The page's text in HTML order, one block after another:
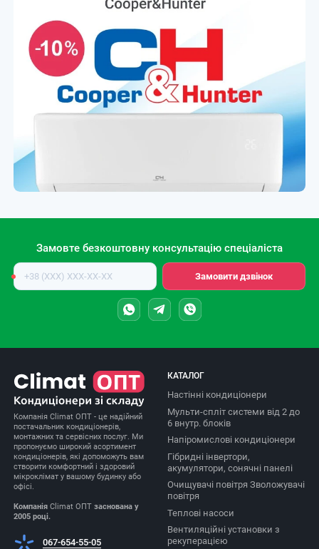
Замовте безкоштовну консультацію спеціаліста
Номер
телефону
Замовити дзвінок
Компанія Climat ОПТ - це надійний
постачальник кондиціонерів,
монтажних та сервісних послуг. Ми
пропонуємо широкий асортимент
кондиціонерів, які допоможуть вам
створити комфортний і здоровий
мікроклімат у вашому будинку або
офісі.
Компанія Climat ОПТзаснована у
2005 році.
067-654-55-05
КАТАЛОГ
Настінні кондиціонери
Мульти-спліт системи від 2 до
6 внутр. блоків
Напіромислові кондиціонери
Гібридні інвертори,
акумулятори, сонячні панелі
Очищувачі повітря Зволожувачі
повітря
Теплові насоси
Вентиляційні установки з
рекуперацією